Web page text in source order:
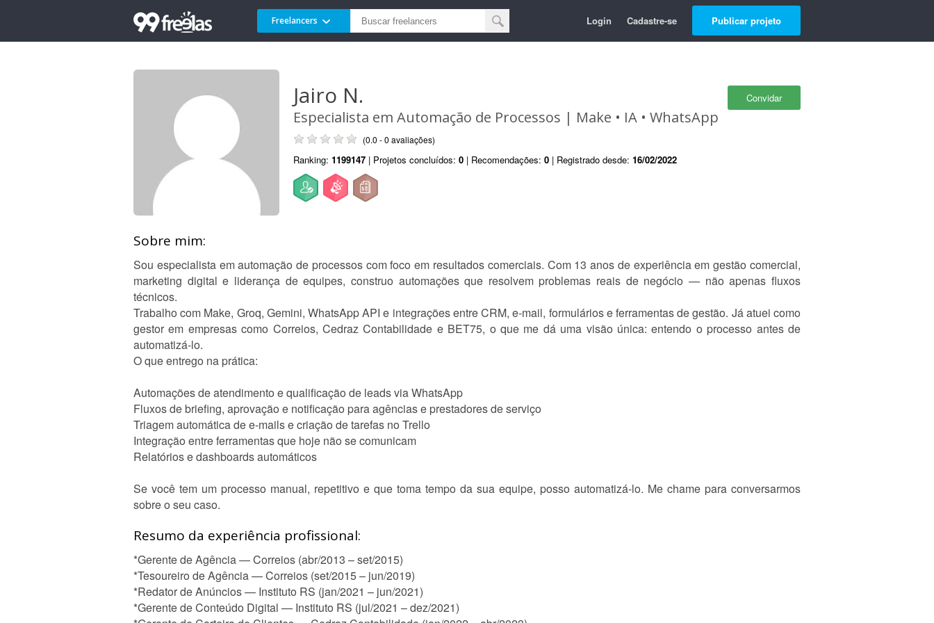
Freelancers Login Cadastre-se Publicar projeto
Convidar
Jairo N.
Especialista em Automação de Processos | Make • IA • WhatsApp
(0.0 - 0 avaliações)
Ranking: 1199147 | Projetos concluídos: 0 | Recomendações: 0 | Registrado desde: 16/02/2022
Sobre mim:
Sou especialista em automação de processos com foco em resultados comerciais. Com 13 anos de experiência em gestão comercial,
marketing digital e liderança de equipes, construo automações que resolvem problemas reais de negócio — não apenas fluxos
técnicos.
Trabalho com Make, Groq, Gemini, WhatsApp API e integrações entre CRM, e-mail, formulários e ferramentas de gestão. Já atuei como
gestor em empresas como Correios, Cedraz Contabilidade e BET75, o que me dá uma visão única: entendo o processo antes de
automatizá-lo.
O que entrego na prática:
Automações de atendimento e qualificação de leads via WhatsApp
Fluxos de briefing, aprovação e notificação para agências e prestadores de serviço
Triagem automática de e-mails e criação de tarefas no Trello
Integração entre ferramentas que hoje não se comunicam
Relatórios e dashboards automáticos
Se você tem um processo manual, repetitivo e que toma tempo da sua equipe, posso automatizá-lo. Me chame para conversarmos
sobre o seu caso.
Resumo da experiência profissional:
*Gerente de Agência — Correios (abr/2013 – set/2015)
*Tesoureiro de Agência — Correios (set/2015 – jun/2019)
*Redator de Anúncios — Instituto RS (jan/2021 – jun/2021)
*Gerente de Conteúdo Digital — Instituto RS (jul/2021 – dez/2021)